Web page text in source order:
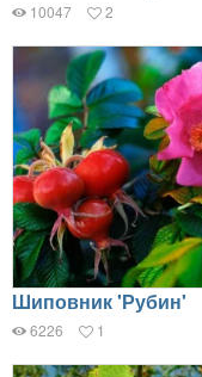
10047 2
Шиповник 'Рубин'
6226 1